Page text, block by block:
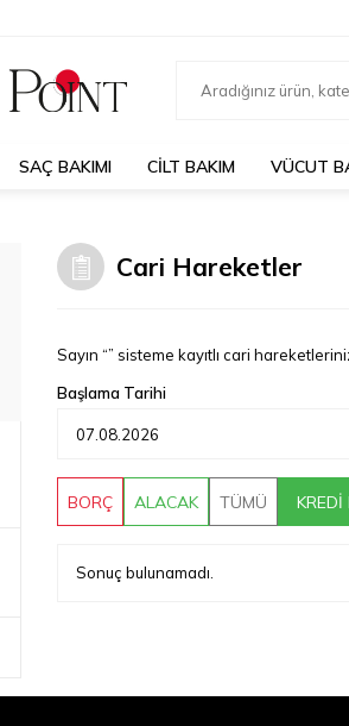
SAÇ BAKIMI CILT BAKIM VÜCUT
Cari Hareketler
Sayın “” sisteme kayıtlı cari
Başlama Tarihi
BORÇ ALACAK TÜMÜ KREDI
Sonuç bulunamadı.